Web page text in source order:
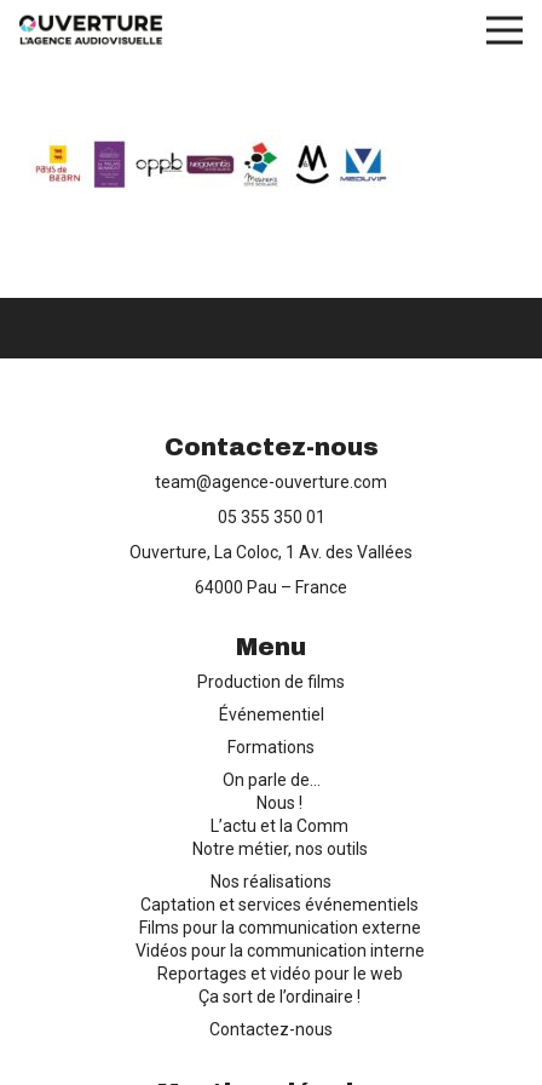
Production de films
Captation d’événements
Formation
Contact
Contactez-nous
team@agence-ouverture.com
05 355 350 01
Ouverture, La Coloc, 1 Av. des Vallées
64000 Pau – France
Menu
Production de films
Événementiel
Formations
On parle de…
Nous !
L’actu et la Comm
Notre métier, nos outils
Nos réalisations
Captation et services événementiels
Films pour la communication externe
Vidéos pour la communication interne
Reportages et vidéo pour le web
Ça sort de l’ordinaire !
Contactez-nous